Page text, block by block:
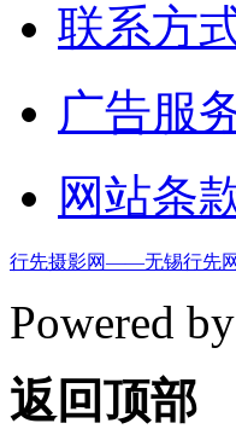
联系方
广告服
网站条
行先摄影网——无锡行先
Powered by
返回顶部